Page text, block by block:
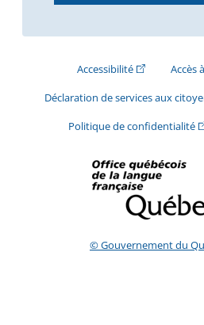
Accessibilité(Cet hyperlien
Accès
Déclaration de services aux
Politique de confidentialité
© Gouvernement du